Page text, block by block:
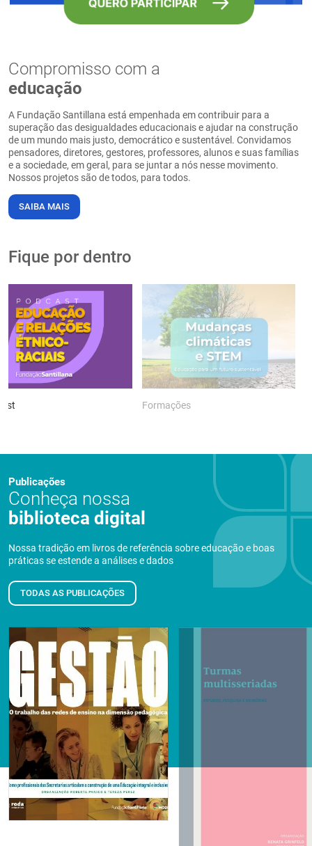
Compromisso com a
educação
A Fundação Santillana está empenhada em contribuir para a
superação das desigualdades educacionais e ajudar na construção
de um mundo mais justo, democrático e sustentável. Convidamos
pensadores, diretores, gestores, professores, alunos e suas famílias
e a sociedade, em geral, para se juntar a nós nesse movimento.
Nossos projetos são de todos, para todos.
SAIBA MAIS
Fique por dentro
Formações
Publicações
Conheça nossa
biblioteca digital
Nossa tradição em livros de referência sobre educação e boas
práticas se estende a análises e dados
TODAS AS PUBLICAÇÕES